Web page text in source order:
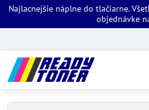
Najlacnejšie náplne do tlačiarne.
objednávke